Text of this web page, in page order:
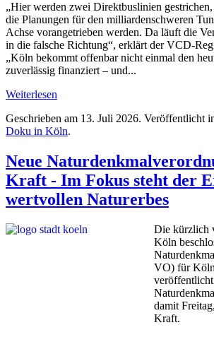
„Hier werden zwei Direktbuslinien
die Planungen für den milliardenschweren
Achse vorangetrieben werden. Da läuft die
in die falsche Richtung“, erklärt der VCD-
„Köln bekommt offenbar nicht einmal den
zuverlässig finanziert – und...
Weiterlesen
Geschrieben am 13. Juli 2026. Veröffentlicht
Doku in Köln.
Neue
Kraft - Im Fokus steht der
wertvollen Naturerbes
Die kürzlich
Köln
VO) für
damit
Kraft.